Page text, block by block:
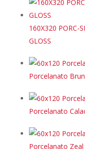
160X320 PORC-
GLOSS
Porcelanato
Porcelanato
Porcelanato